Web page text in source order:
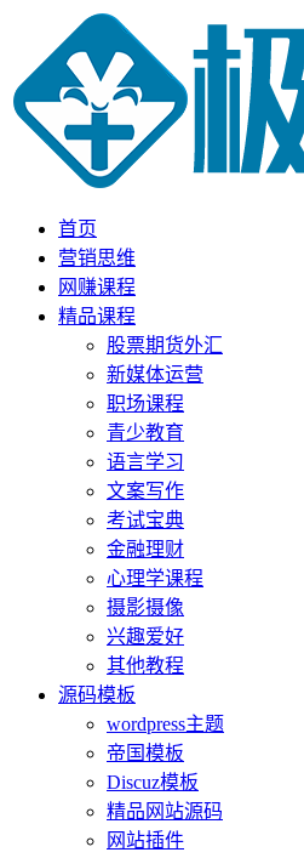
首页
营销思维
网赚课程
精品课程
股票期货外汇
新媒体运营
职场课程
青少教育
语言学习
文案写作
考试宝典
金融理财
心理学课程
摄影摄像
兴趣爱好
其他教程
源码模板
wordpress主题
帝国模板
Discuz模板
精品网站源码
网站插件